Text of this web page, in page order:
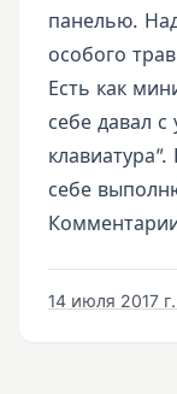
панелью.
особого
Есть как
себе давал с
себе
14 июля 2017